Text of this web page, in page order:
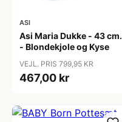
ASI
Asi Maria Dukke - 43 cm.
- Blondekjole og Kyse
VEJL. PRIS 799,95 KR
467,00 kr